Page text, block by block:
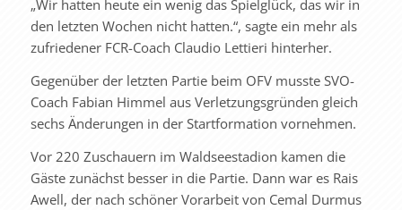
„Wir hatten heute ein wenig das Spielglück, das wir in
den letzten Wochen nicht hatten.“, sagte ein mehr als
zufriedener FCR-Coach Claudio Lettieri hinterher.
Gegenüber der letzten Partie beim OFV musste SVO-
Coach Fabian Himmel aus Verletzungsgründen gleich
sechs Änderungen in der Startformation vornehmen.
Vor 220 Zuschauern im Waldseestadion kamen die
Gäste zunächst besser in die Partie. Dann war es Rais
Awell, der nach schöner Vorarbeit von Cemal Durmus